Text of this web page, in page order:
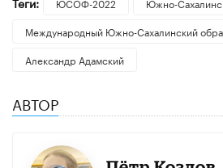
Международный Южно-Сахалинский
Александр Адамский
АВТОР